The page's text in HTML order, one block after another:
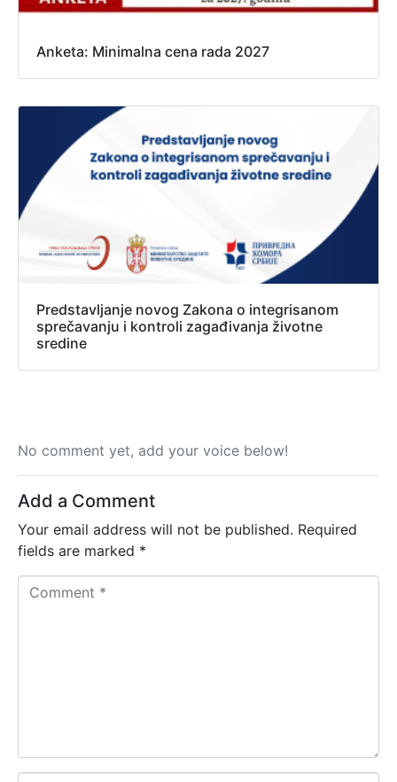
Anketa: Minimalna cena rada 2027
Predstavljanje novog Zakona o integrisanom
sprečavanju i kontroli zagađivanja životne
sredine
No comment yet, add your voice below!
Add a Comment
Your email address will not be published. Required
fields are marked *